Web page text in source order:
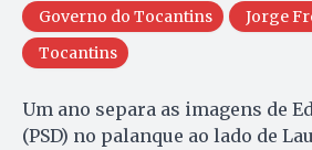
Governo do Tocantins
Jorge
Tocantins
Um ano separa as imagens de
(PSD) no palanque ao lado de